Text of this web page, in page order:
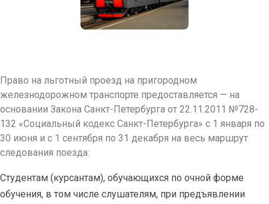
Право на льготный проезд на пригородном
железнодорожном транспорте предоставляется — на
основании Закона Санкт-Петербурга от 22.11.2011 №728-
132 «Социальный кодекс Санкт-Петербурга» с 1 января по
30 июня и с 1 сентября по 31 декабря на весь маршрут
следования поезда:
Студентам (курсантам), обучающихся по очной форме
обучения, в том числе слушателям, при предъявлении